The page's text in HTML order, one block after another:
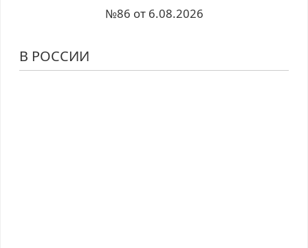
№86 от 6.08.2026
В РОССИИ